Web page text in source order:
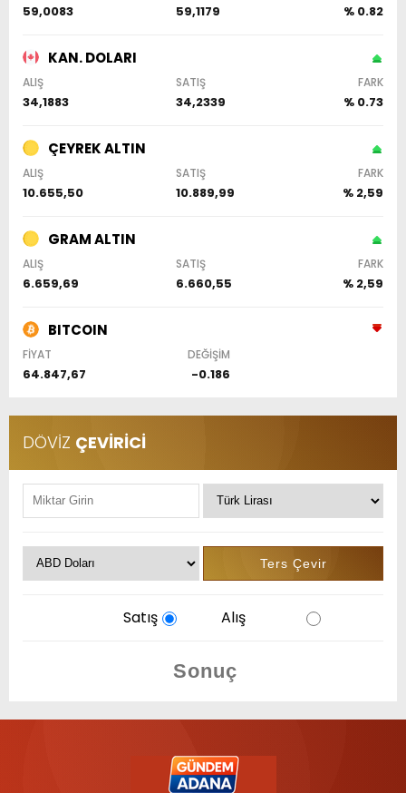
59,0083 59,1179 % 0.82
KAN. DOLARI
ALIŞ SATIŞ FARK
34,1883 34,2339 % 0.73
ÇEYREK ALTIN
ALIŞ SATIŞ FARK
10.655,50 10.889,99 % 2,59
GRAM ALTIN
ALIŞ SATIŞ FARK
6.659,69 6.660,55 % 2,59
BITCOIN
FİYAT DEĞİŞİM
64.847,67 -0.186
DÖVİZ ÇEVİRİCİ
Satış Alış